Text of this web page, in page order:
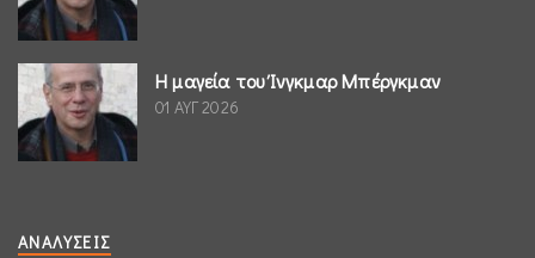
Η μαγεία του Ίνγκμαρ Μπέργκμαν
01 ΑΥΓ 2026
ΑΝΑΛΎΣΕΙΣ